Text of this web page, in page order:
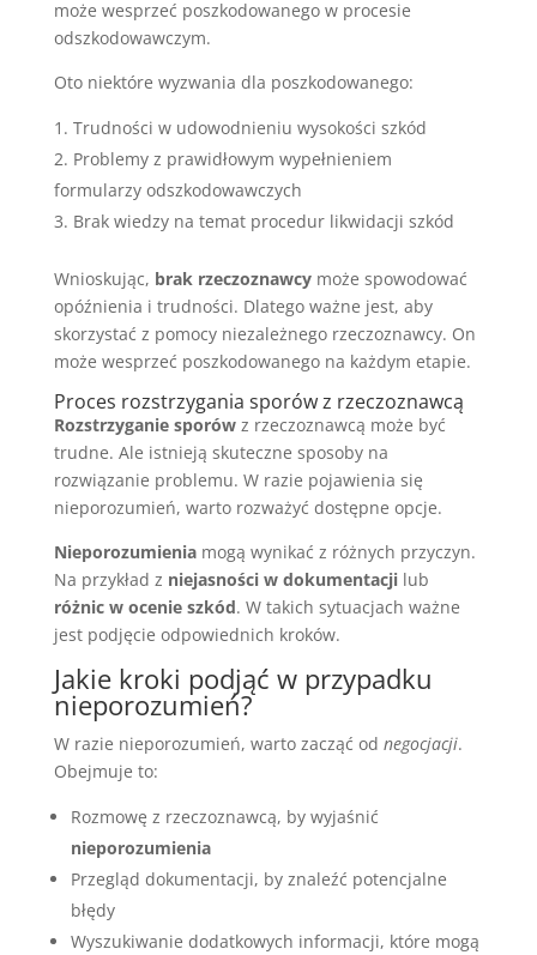
może wesprzeć poszkodowanego w procesie
odszkodowawczym.
Oto niektóre wyzwania dla poszkodowanego:
Trudności w udowodnieniu wysokości szkód
Problemy z prawidłowym wypełnieniem
formularzy odszkodowawczych
Brak wiedzy na temat procedur likwidacji szkód
Wnioskując, brak rzeczoznawcymoże spowodować
opóźnienia i trudności. Dlatego ważne jest, aby
skorzystać z pomocy niezależnego rzeczoznawcy. On
może wesprzeć poszkodowanego na każdym etapie.
Proces rozstrzygania sporów z rzeczoznawcą
Rozstrzyganie sporówz rzeczoznawcą może być
trudne. Ale istnieją skuteczne sposoby na
rozwiązanie problemu. W razie pojawienia się
nieporozumień, warto rozważyć dostępne opcje.
Nieporozumieniamogą wynikać z różnych przyczyn.
Na przykład z niejasności w dokumentacjilub
różnic w ocenie szkód. W takich sytuacjach ważne
jest podjęcie odpowiednich kroków.
Jakie kroki podjąć w przypadku
nieporozumień?
W razie nieporozumień, warto zacząć od negocjacji.
Obejmuje to:
Rozmowę z rzeczoznawcą, by wyjaśnić
nieporozumienia
Przegląd dokumentacji, by znaleźć potencjalne
błędy
Wyszukiwanie dodatkowych informacji, które mogą